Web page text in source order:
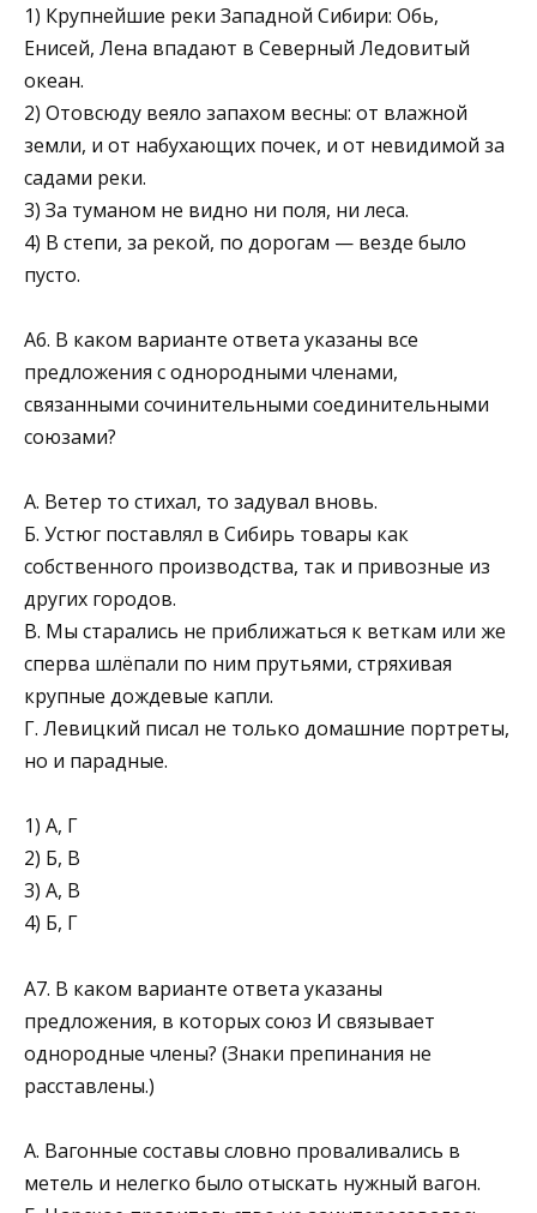
1) Крупнейшие реки Западной Сибири: Обь,
Енисей, Ле­на впадают в Северный Ледовитый
океан.
2) Отовсюду веяло запахом весны: от влажной
земли, и от набухающих почек, и от невидимой за
садами реки.
3) За туманом не видно ни поля, ни леса.
4) В степи, за рекой, по дорогам — везде было
пусто.
А6. В каком варианте ответа указаны все
предложения с однородными членами,
связанными сочинительными со­единительными
союзами?
А. Ветер то стихал, то задувал вновь.
Б. Устюг поставлял в Сибирь товары как
собственного производства, так и привозные из
других городов.
В. Мы старались не приближаться к веткам или же
сперва шлёпали по ним прутьями, стряхивая
крупные дождевые капли.
Г. Левицкий писал не только домашние портреты,
но и парадные.
1) А, Г
2) Б, В
3) А, В
4) Б, Г
А7. В каком варианте ответа указаны
предложения, в кото­рых союз И связывает
однородные члены? (Знаки препи­нания не
расставлены.)
А. Вагонные составы словно проваливались в
метель и нелегко было отыскать нужный вагон.